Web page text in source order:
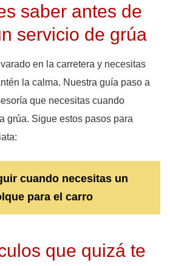
saber antes de
servicio de grúa
en la carretera y necesitas
la calma. Nuestra guía paso a
que necesitas cuando
grúa. Sigue estos pasos para
cuando necesitas un
para el carro
que quizá te